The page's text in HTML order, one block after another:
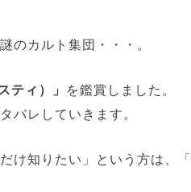
のカルト集団・・・。
ティ）」
を鑑賞しました。
バレしていきます。
け知りたい」という方は、「